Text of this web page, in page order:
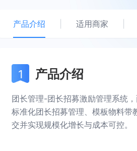
产品介绍 适用商家
产品介绍
团长管理-团长招募激励管理系统
标准化团长招募管理、模板物料带
交并实现规模化增长与成本可控。